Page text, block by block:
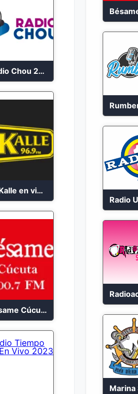
Radio Chou 2023
La Kalle en vivo 2023
Bésame Cúcuta en vivo 2023